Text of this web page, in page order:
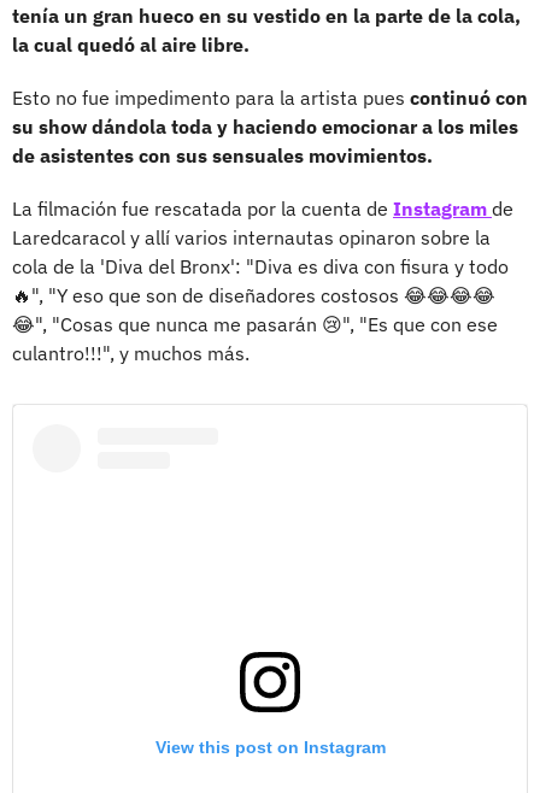
tenía un gran hueco en su vestido en la parte de la cola,
la cual quedó al aire libre.
Esto no fue impedimento para la artista pues continuó con
su show dándola toda y haciendo emocionar a los miles
de asistentes con sus sensuales movimientos.
La filmación fue rescatada por la cuenta de Instagram de
Laredcaracol y allí varios internautas opinaron sobre la
cola de la 'Diva del Bronx': "Diva es diva con fisura y todo
🔥", "Y eso que son de diseñadores costosos 😂😂😂😂
😂", "Cosas que nunca me pasarán 😢", "Es que con ese
culantro!!!", y muchos más.
View this post on Instagram